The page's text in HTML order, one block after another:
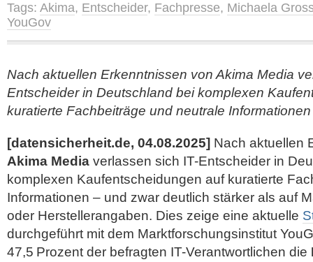
Tags: Akima, Entscheider, Fachpresse, Michaela
YouGov
Nach aktuellen Erkenntnissen von Akima Media
Entscheider in Deutschland bei komplexen
kuratierte Fachbeiträge und neutrale Informationen
[datensicherheit.de, 04.08.2025] Nach aktuellen
Akima Media verlassen sich IT-Entscheider in
komplexen Kaufentscheidungen auf kuratierte
Informationen – und zwar deutlich stärker als auf
oder Herstellerangaben. Dies zeige eine aktuelle
durchgeführt mit dem Marktforschungsinstitut
47,5 Prozent der befragten IT-Verantwortlichen die